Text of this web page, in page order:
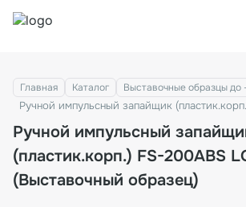
Главная Каталог Выставочные образцы до
Ручной импульсный
(пластик.корп.) FS-200ABS
(Выставочный образец)